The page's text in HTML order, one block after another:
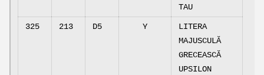
TAU
325 213 D5 Υ
LITERA
MAJUSCULĂ
GRECEASCĂ
UPSILON